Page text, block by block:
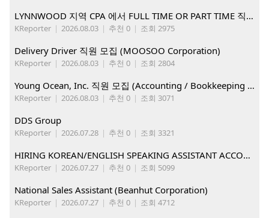
LYNNWOOD 지역 CPA 에서 FULL TIME OR PART TIME 직원을 찾습니다
KReporter | 2026.08.03 | 추천 0 | 조회 2975
Delivery Driver 직원 모집 (MOOSOO Corporation)
KReporter | 2026.08.03 | 추천 0 | 조회 2804
Young Ocean, Inc. 직원 모집 (Accounting / Bookkeeping 분야)
KReporter | 2026.08.03 | 추천 0 | 조회 3071
DDS Group
KReporter | 2026.07.28 | 추천 0 | 조회 3321
HIRING KOREAN/ENGLISH SPEAKING ASSISTANT ACCOUNT MANAGER
KReporter | 2026.07.27 | 추천 0 | 조회 5099
National Sales Assistant (Beanhut Corporation)
KReporter | 2026.07.27 | 추천 0 | 조회 4712